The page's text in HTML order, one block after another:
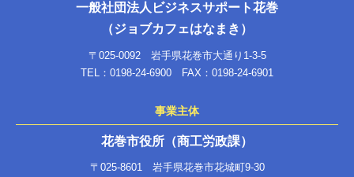
一般社団法人ビジネスサポート花巻
（ジョブカフェはなまき）
〒025-0092 岩手県花巻市大通り1-3-5
TEL：0198-24-6900 FAX：0198-24-6901
事業主体
花巻市役所（商工労政課）
〒025-8601 岩手県花巻市花城町9-30